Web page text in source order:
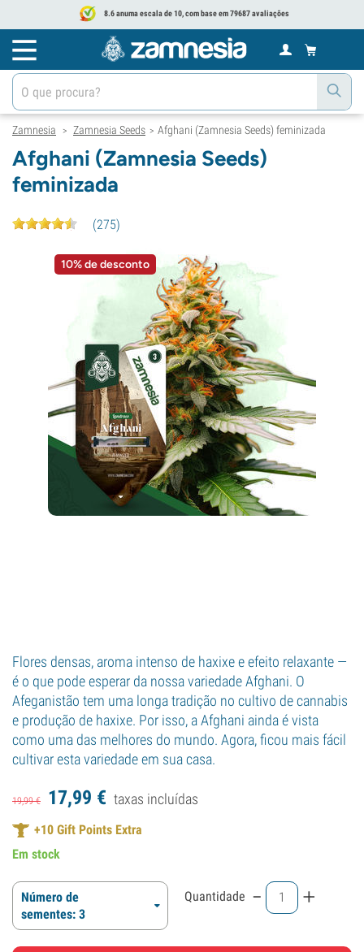
8.6 anuma escala de 10, com base em 79687 avaliações
Zamnesia > Zamnesia Seeds > Afghani (Zamnesia Seeds) feminizada
Afghani (Zamnesia Seeds)
feminizada
(275)
10% de desconto
Flores densas, aroma intenso de haxixe e efeito relaxante —
é o que pode esperar da nossa variedade Afghani. O
Afeganistão tem uma longa tradição no cultivo de cannabis
e produção de haxixe. Por isso, a Afghani ainda é vista
como uma das melhores do mundo. Agora, ficou mais fácil
cultivar esta variedade em sua casa.
19,99€ 17,99 € taxas incluídas
+10 Gift Points Extra
Em stock
Número de
sementes: 3
Quantidade - +